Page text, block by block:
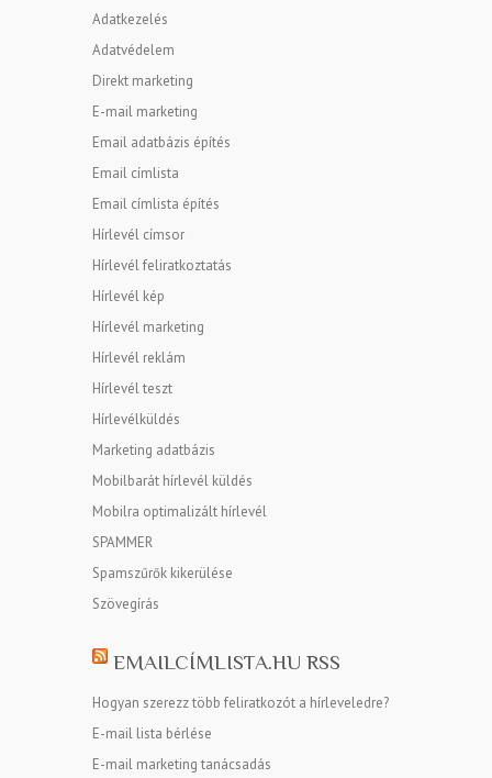
Adatkezelés
Adatvédelem
Direkt marketing
E-mail marketing
Email adatbázis építés
Email címlista
Email címlista építés
Hírlevél címsor
Hírlevél feliratkoztatás
Hírlevél kép
Hírlevél marketing
Hírlevél reklám
Hírlevél teszt
Hírlevélküldés
Marketing adatbázis
Mobilbarát hírlevél küldés
Mobilra optimalizált hírlevél
SPAMMER
Spamszűrők kikerülése
Szövegírás
EMAILCÍMLISTA.HU RSS
Hogyan szerezz több feliratkozót a hírleveledre?
E-mail lista bérlése
E-mail marketing tanácsadás